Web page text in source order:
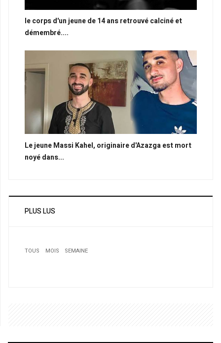
le corps d'un jeune de 14 ans retrouvé calciné et
démembré....
Le jeune Massi Kahel, originaire d'Azazga est mort
noyé dans...
PLUS LUS
TOUS MOIS
SEMAINE